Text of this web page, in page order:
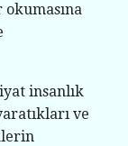
insanlık
ve